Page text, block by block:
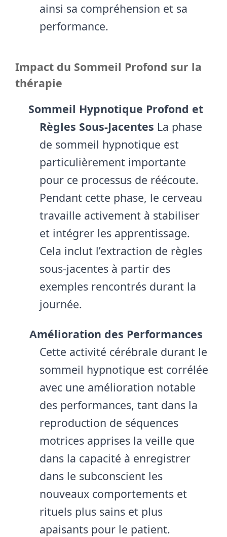
ainsi sa compréhension et sa
performance.
Impact du Sommeil Profond sur la
thérapie
Sommeil Hypnotique Profond et
Règles Sous-Jacentes La phase
de sommeil hypnotique est
particulièrement importante
pour ce processus de réécoute.
Pendant cette phase, le cerveau
travaille activement à stabiliser
et intégrer les apprentissage.
Cela inclut l’extraction de règles
sous-jacentes à partir des
exemples rencontrés durant la
journée.
Amélioration des Performances
Cette activité cérébrale durant le
sommeil hypnotique est corrélée
avec une amélioration notable
des performances, tant dans la
reproduction de séquences
motrices apprises la veille que
dans la capacité à enregistrer
dans le subconscient les
nouveaux comportements et
rituels plus sains et plus
apaisants pour le patient.